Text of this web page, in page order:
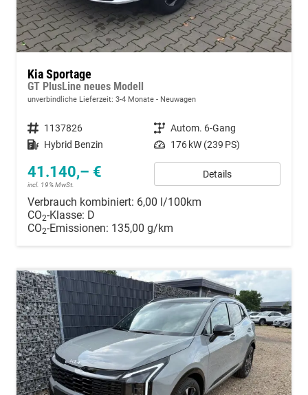
Kia Sportage
GT PlusLine neues Modell
unverbindliche Lieferzeit: 3-4 Monate Neuwagen
Fahrzeugnummer 1137826 Getriebe Autom. 6-Gang
Kraftstoff Hybrid Benzin Leistung 176 kW (239 PS)
41.140,– €
incl. 19% MwSt.
Details
Verbrauch kombiniert: 6,00 l/100km
CO2-Klasse: D
CO2-Emissionen: 135,00 g/km